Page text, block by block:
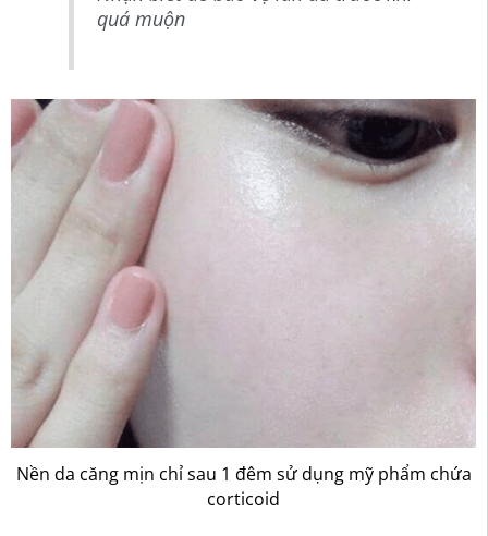
quá muộn
Nền da căng mịn chỉ sau 1 đêm sử dụng mỹ phẩm chứa
corticoid